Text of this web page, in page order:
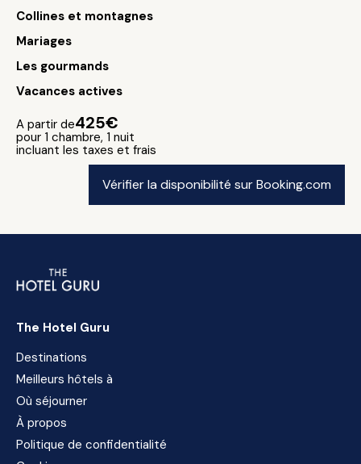
Collines et montagnes
Mariages
Les gourmands
Vacances actives
A partir de425€
pour 1 chambre, 1 nuit
incluant les taxes et frais
Vérifier la disponibilité sur Booking.com
The Hotel Guru
Destinations
Meilleurs hôtels à
Où séjourner
À propos
Politique de confidentialité